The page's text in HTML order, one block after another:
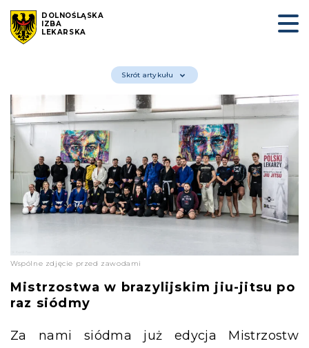
DOLNOŚLĄSKA
IZBA
LEKARSKA
Skrót artykułu
Wspólne zdjęcie przed zawodami
Mistrzostwa w brazylijskim jiu-jitsu po
raz siódmy
Za nami siódma już edycja Mistrzostw